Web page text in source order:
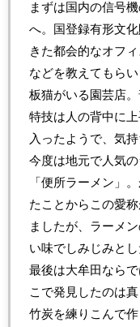
まずは国内の信号
へ。国登録有形文
きた都会的なオフ
などを教えてもら
板猫がいる園芸店
特技は人の背中に
入ったようで、気
今度は地元で人気
「便所ラーメン」
たことからこの愛
ましたが、ラーメ
い味でしみじみとし
最後は大牟田なら
こで発見したのは
竹炭を練りこんで